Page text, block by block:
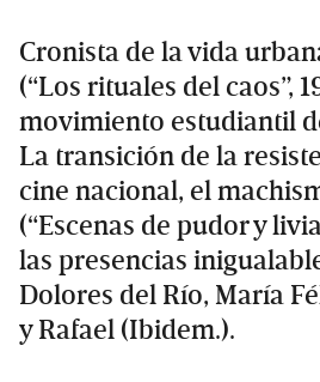
Cronista de la vida
(“Los rituales del caos”,
movimiento estudiantil
La transición de la
cine nacional, el
(“Escenas de pudor y
las presencias
Dolores del Río, María
y Rafael (Ibidem.).